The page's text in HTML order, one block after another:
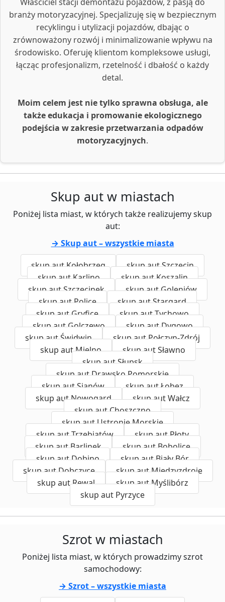
branży motoryzacyjnej. Specjalizuję się w bezpiecznym
recyklingu i utylizacji pojazdów, dbając o
zrównoważony rozwój i minimalizowanie wpływu na
środowisko. Oferuję klientom kompleksowe usługi,
łącząc profesjonalizm, rzetelność i dbałość o każdy
detal.
Moim celem jest nie tylko sprawna obsługa, ale
także edukacja i promowanie ekologicznego
podejścia w zakresie przetwarzania odpadów
motoryzacyjnych.
Skup aut w miastach
Poniżej lista miast, w których także realizujemy skup
aut:
→ Skup aut – wszystkie miasta
skup aut Kołobrzeg
skup aut Szczecin
skup aut Karlino
skup aut Koszalin
skup aut Szczecinek
skup aut Goleniów
skup aut Police
skup aut Stargard
skup aut Gryfice
skup aut Tychowo
skup aut Golczewo
skup aut Dygowo
skup aut Świdwin
skup aut Połczyn-Zdrój
skup aut Mielno
skup aut Sławno
skup aut Słupsk
skup aut Drawsko Pomorskie
skup aut Sianów
skup aut Łobez
skup aut Nowogard
skup aut Wałcz
skup aut Choszczno
skup aut Ustronie Morskie
skup aut Trzebiatów
skup aut Płoty
skup aut Barlinek
skup aut Bobolice
skup aut Dobino
skup aut Biały Bór
skup aut Dobczyce
skup aut Międzyzdroje
skup aut Rewal
skup aut Myślibórz
skup aut Pyrzyce
Szrot w miastach
Poniżej lista miast, w których prowadzimy szrot
samochodowy:
→ Szrot – wszystkie miasta